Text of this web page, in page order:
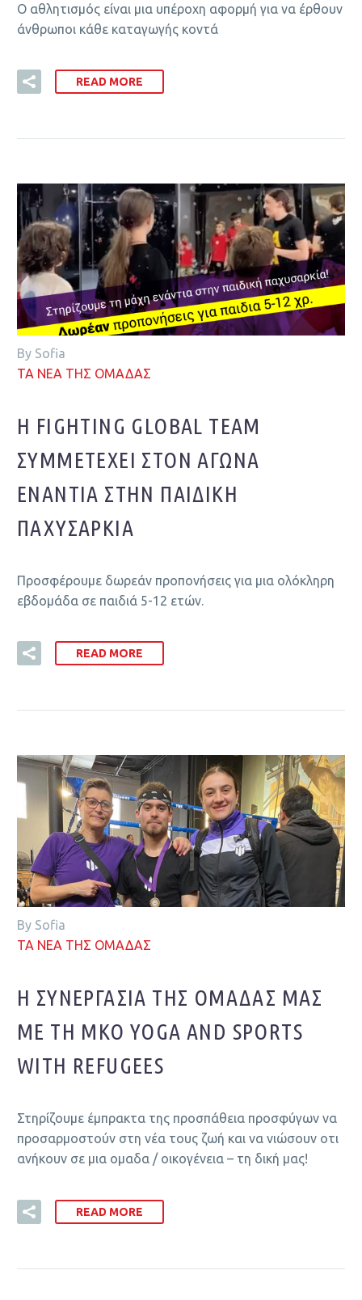
Ο αθλητισμός είναι μια υπέροχη αφορμή για να έρθουν
άνθρωποι κάθε καταγωγής κοντά
READ MORE
By Sofia
ΤΑ ΝΕΑ ΤΗΣ ΟΜΑΔΑΣ
H FIGHTING GLOBAL TEAM
ΣΥΜΜΕΤΈΧΕΙ ΣΤΟΝ ΑΓΏΝΑ
ΕΝΆΝΤΙΑ ΣΤΗΝ ΠΑΙΔΙΚΉ
ΠΑΧΥΣΑΡΚΊΑ
Προσφέρουμε δωρεάν προπονήσεις για μια ολόκληρη
εβδομάδα σε παιδιά 5-12 ετών.
READ MORE
By Sofia
ΤΑ ΝΕΑ ΤΗΣ ΟΜΑΔΑΣ
Η ΣΥΝΕΡΓΑΣΊΑ ΤΗΣ ΟΜΆΔΑΣ ΜΑΣ
ΜΕ ΤΗ ΜΚΟ YOGA AND SPORTS
WITH REFUGEES
Στηρίζουμε έμπρακτα της προσπάθεια προσφύγων να
προσαρμοστούν στη νέα τους ζωή και να νιώσουν οτι
ανήκουν σε μια ομαδα / οικογένεια – τη δική μας!
READ MORE